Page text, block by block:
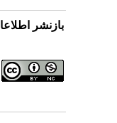
بازنشر